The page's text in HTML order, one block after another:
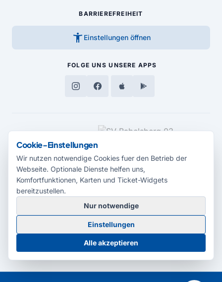
BARRIEREFREIHEIT
accessibility_new Einstellungen öffnen
FOLGE UNS UNSERE APPS
MEDIENPARTNER
© 2026 Radio Potsdam. Webseite entwickelt durch dieMedienagentur
Babelsberg
BarrierefreiheitserklärungAGBDatenschutzImpressum
Cookie-Einstellungen
Cookie-Einstellungen
Wir nutzen notwendige Cookies fuer den Betrieb der
Webseite. Optionale Dienste helfen uns,
Komfortfunktionen, Karten und Ticket-Widgets
bereitzustellen.
Nur notwendige
Einstellungen
Alle akzeptieren